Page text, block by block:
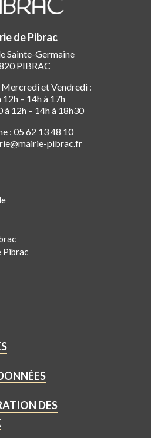
de Pibrac
Sainte-Germaine
PIBRAC
et Vendredi :
12h – 14h à 17h
à 12h – 14h à 18h30
: 05 62 13 48 10
pibrac.fr
Pibrac
DES